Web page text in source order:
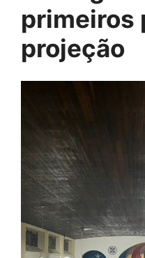
primeiros
projeção